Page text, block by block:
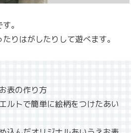
。
りはがしたりして遊べます。
表の作り方
ルトで簡単に絵柄をつけたあい